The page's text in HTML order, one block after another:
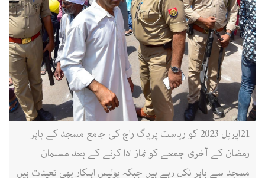
21اپریل 2023 کو ریاست پریاگ راج کی جامع مسجد کے باہر
رمضان کے آخری جمعے کو نماز ادا کرنے کے بعد مسلمان
مسجد سے باہر نکل رہے ہیں جبکہ پولیس اہلکار بھی تعینات ہیں